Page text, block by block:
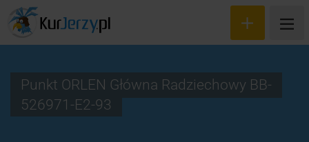
Punkt ORLEN Główna Radziechowy BB-
526971-E2-93